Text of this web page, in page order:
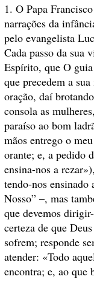
1. O Papa
narrações da
pelo evangelista
Cada passo da sua
Espírito, que O guia
que precedem a
oração, daí
consola as
paraíso ao bom
mãos entrego o
orante; e, a pedido
ensina-nos a
tendo-nos ensinado
Nosso” –, mas
que devemos
certeza de que
sofrem; responde
atender: «Todo
encontra; e, ao que